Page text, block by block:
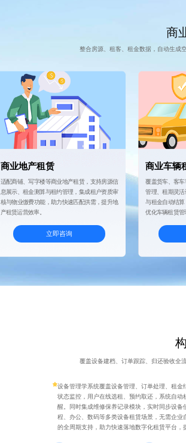
商
整合房源、租客、租金数据，自动生成
商业地产租赁
适配商铺、写字楼等商业地产租赁，支持房源信
息展示、租金测算与租约管理，集成租户资质审
核与物业缴费功能，助力快速匹配供需，提升地
产租赁运营效率。
立即咨询
商业车辆
覆盖货车、客
管理、租期灵
与租金自动结
优化车辆租赁管
覆盖设备建档、订单跟踪、归还验收全
设备管理学系统覆盖设备管理、订单处理、租
状态监控，用户在线选租、预约取还，系统自
醒。同时集成维修保养记录模块，实时同步设
程、办公、数码等多类设备租赁场景，无需企
的全周期支持，助力快速落地数字化租赁平台，